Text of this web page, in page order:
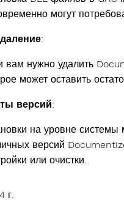
могут
:
вам нужно удалить
может оставить
версий:
на уровне системы
версий
или очистки.
г.